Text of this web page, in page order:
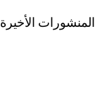
المنشورات الأخيرة